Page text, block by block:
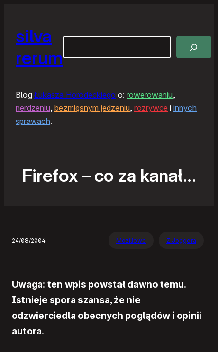
silva
rerum
Blog Łukasza Horodeckiego o: rowerowaniu,
nerdzeniu, bezmięsnym jedzeniu, rozrywce i innych
sprawach.
Firefox – co za kanał…
24/08/2004 Mozillowe Z Joggera
Uwaga: ten wpis powstał dawno temu.
Istnieje spora szansa, że nie
odzwierciedla obecnych poglądów i opinii
autora.